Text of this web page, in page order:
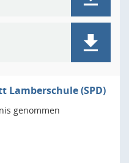
Lamberschule (SPD)
genommen